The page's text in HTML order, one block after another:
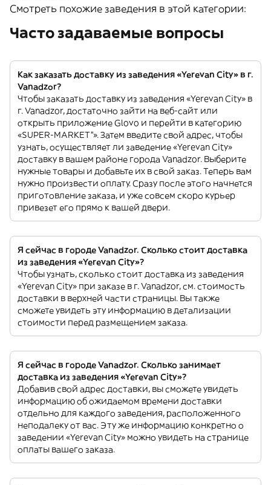
Смотреть похожие заведения в этой категории:
Часто задаваемые вопросы
Как заказать доставку из заведения «Yerevan City» в г.
Vanadzor?
Чтобы заказать доставку из заведения «Yerevan City» в
г. Vanadzor, достаточно зайти на веб-сайт или
открыть приложение Glovo и перейти в категорию
«SUPER-MARKET”». Затем введите свой адрес, чтобы
узнать, осуществляет ли заведение «Yerevan City»
доставку в вашем районе города Vanadzor. Выберите
нужные товары и добавьте их в свой заказ. Теперь вам
нужно произвести оплату. Сразу после этого начнется
приготовление заказа, и уже совсем скоро курьер
привезет его прямо к вашей двери.
Я сейчас в городе Vanadzor. Сколько стоит доставка
из заведения «Yerevan City»?
Чтобы узнать, сколько стоит доставка из заведения
«Yerevan City» при заказе в г. Vanadzor, см. стоимость
доставки в верхней части страницы. Вы также
сможете увидеть эту информацию в детализации
стоимости перед размещением заказа.
Я сейчас в городе Vanadzor. Сколько занимает
доставка из заведения «Yerevan City»?
Добавив свой адрес доставки, вы сможете увидеть
информацию об ожидаемом времени доставки
отдельно для каждого заведения, расположенного
неподалеку от вас. Эту же информацию конкретно о
заведении «Yerevan City» можно увидеть на странице
оплаты вашего заказа.